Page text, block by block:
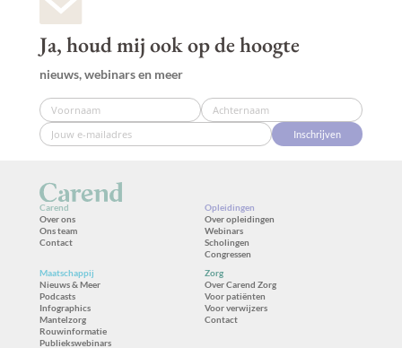
Ja, houd mij ook op de hoogte
nieuws, webinars en meer
Inschrijven
Carend
Over ons
Ons team
Contact
Opleidingen
Over opleidingen
Webinars
Scholingen
Congressen
Maatschappij
Nieuws & Meer
Podcasts
Infographics
Mantelzorg
Rouwinformatie
Publiekswebinars
Zorg
Over Carend Zorg
Voor patiënten
Voor verwijzers
Contact